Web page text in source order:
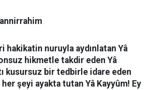
hakikatin nuruyla aydınlatan Yâ
hikmetle takdir eden Yâ
kusursuz bir tedbirle idare eden
şeyi ayakta tutan Yâ Kayyûm! Ey